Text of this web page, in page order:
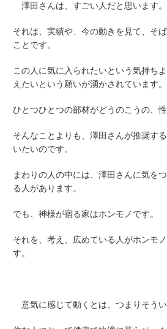
澤田さんは、すごい人だと思います。
それは、実績や、今の動きを見て、そ
ことです。
この人に気に入られたいという気持ち
えたいという願いが湧かされています。
ひとつひとつの部材がどうのこうの、
そんなことよりも、澤田さんが推奨す
いたいのです。
まわりの人の中には、澤田さんに気を
る人があります。
でも、神様が宿る家はホンモノです。
それを、考え、広めている人がホンモ
す。
意気に感じて動くとは、つまりそうい